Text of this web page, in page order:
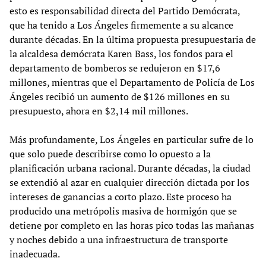
esto es responsabilidad directa del Partido Demócrata,
que ha tenido a Los Ángeles firmemente a su alcance
durante décadas. En la última propuesta presupuestaria de
la alcaldesa demócrata Karen Bass, los fondos para el
departamento de bomberos se redujeron en $17,6
millones, mientras que el Departamento de Policía de Los
Ángeles recibió un aumento de $126 millones en su
presupuesto, ahora en $2,14 mil millones.
Más profundamente, Los Ángeles en particular sufre de lo
que solo puede describirse como lo opuesto a la
planificación urbana racional. Durante décadas, la ciudad
se extendió al azar en cualquier dirección dictada por los
intereses de ganancias a corto plazo. Este proceso ha
producido una metrópolis masiva de hormigón que se
detiene por completo en las horas pico todas las mañanas
y noches debido a una infraestructura de transporte
inadecuada.